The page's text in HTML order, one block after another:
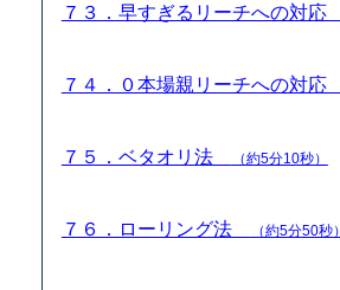
７３．早すぎるリーチへの対応
７４．０本場親リーチへの対応
７５．ベタオリ法 （約5分10秒）
７６．ローリング法 （約5分50秒）